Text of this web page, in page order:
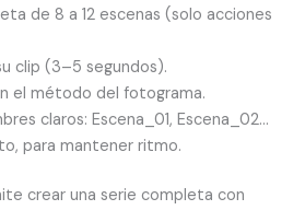
de 8 a 12 escenas (solo acciones
clip (3–5 segundos).
el método del fotograma.
claros: Escena_01, Escena_02…
para mantener ritmo.
crear una serie completa con